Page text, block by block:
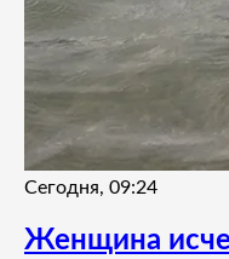
Сегодня, 09:24
Женщина